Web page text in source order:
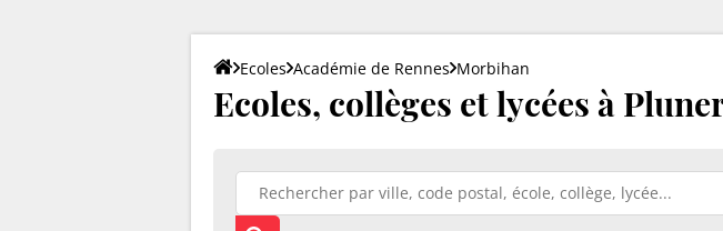
Ecoles Académie de Rennes Morbihan
Ecoles, collèges et lycées à